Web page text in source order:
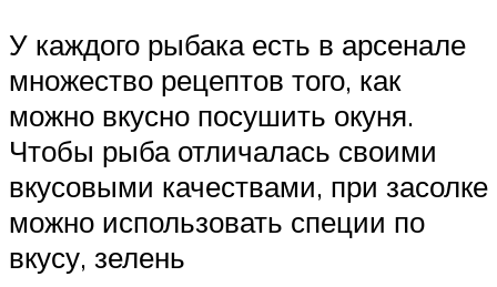
У каждого рыбака есть в арсенале
множество рецептов того, как
можно вкусно посушить окуня.
Чтобы рыба отличалась своими
вкусовыми качествами, при засолке
можно использовать специи по
вкусу, зелень